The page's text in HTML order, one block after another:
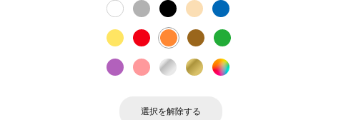
選択を解除する